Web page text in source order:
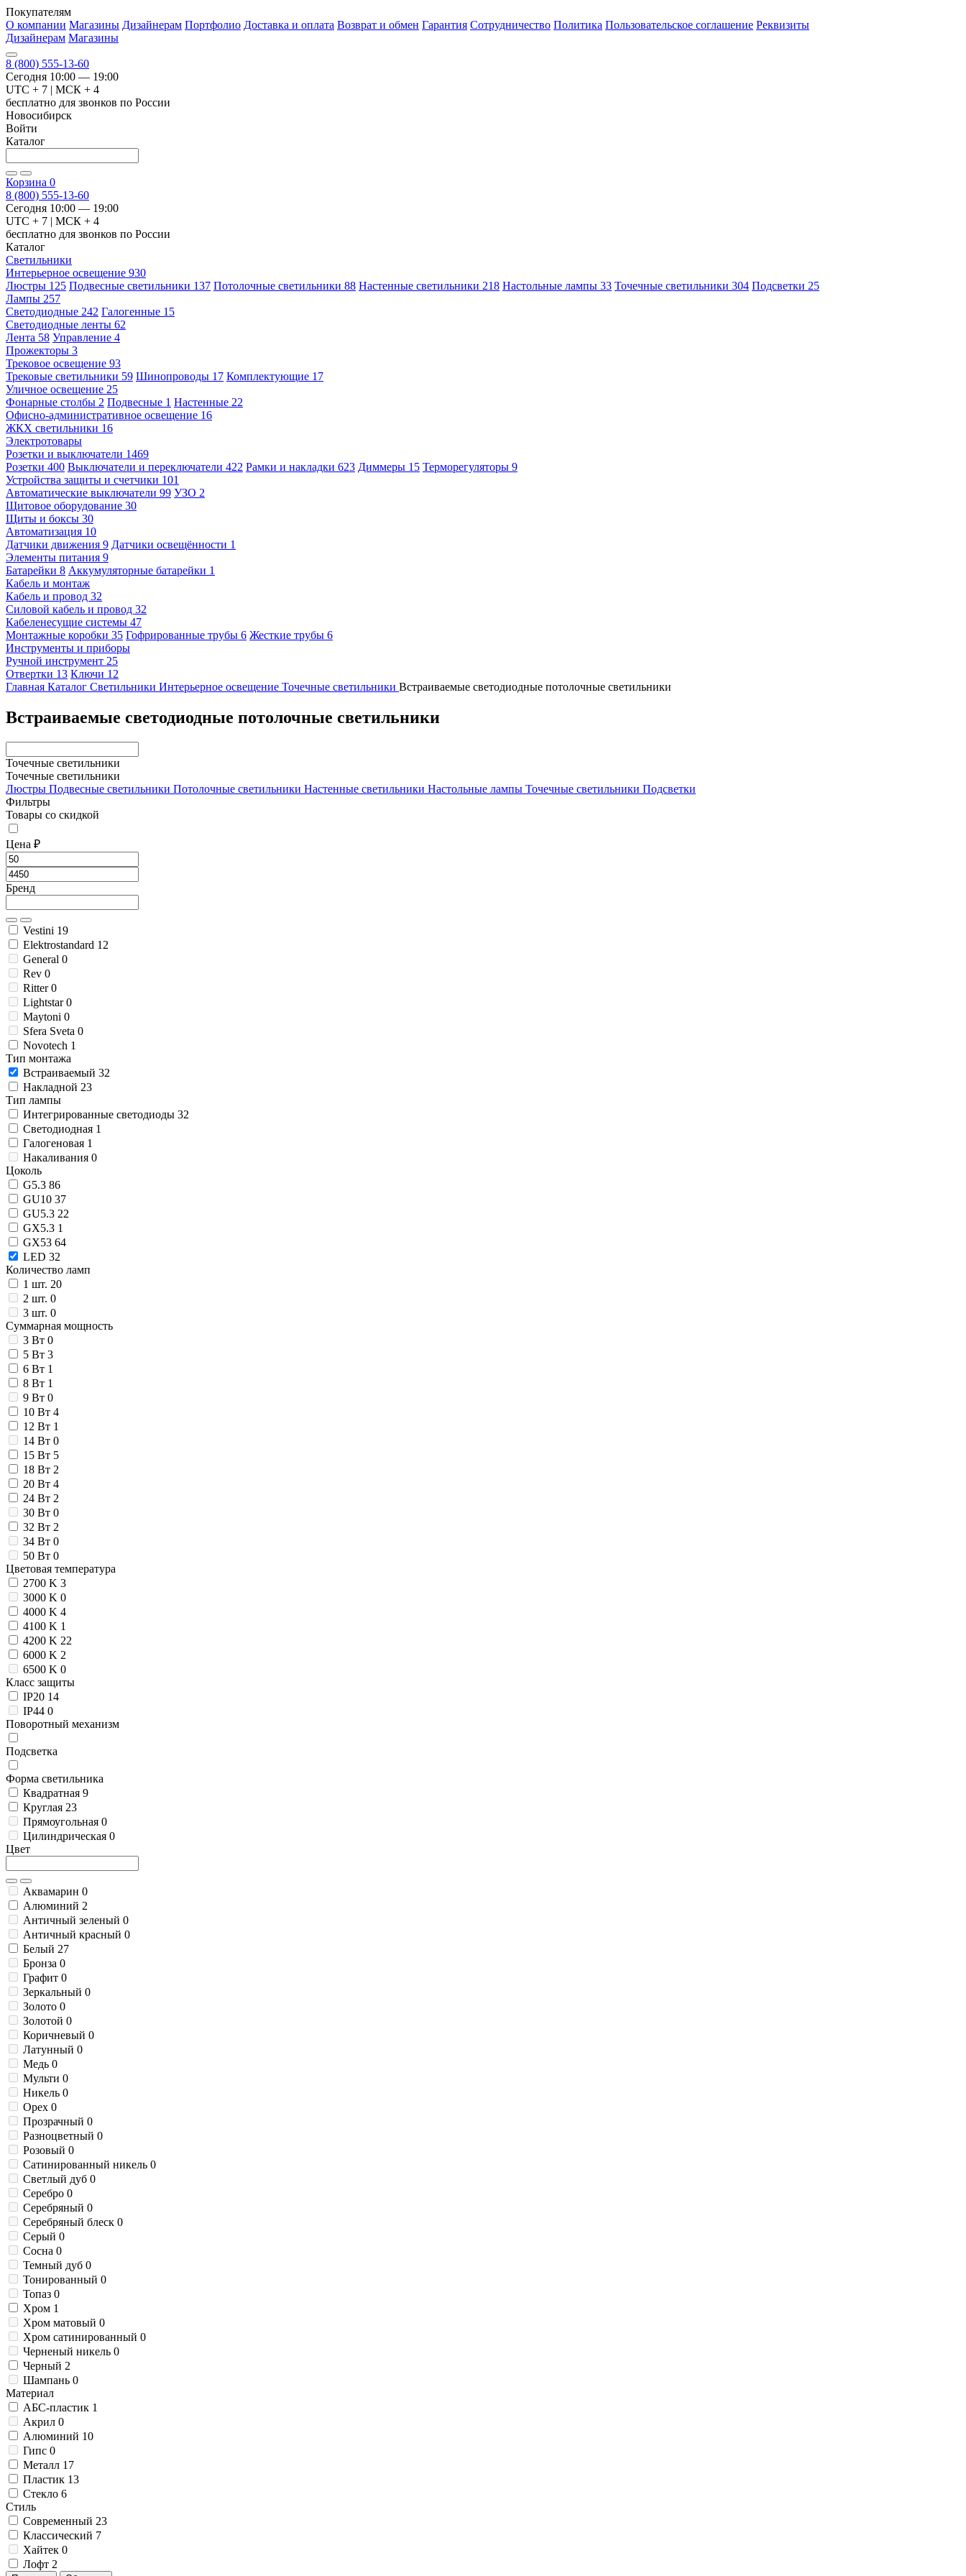
Покупателям
О компании Магазины Дизайнерам Портфолио Доставка и оплата Возврат и обмен Гарантия Сотрудничество Политика Пользовательское соглашение Реквизиты
Дизайнерам Магазины
8 (800) 555-13-60
Сегодня 10:00 — 19:00
UTC + 7 | МСК + 4
бесплатно для звонков по России
Новосибирск
Войти
Каталог
Корзина 0
8 (800) 555-13-60
Сегодня 10:00 — 19:00
UTC + 7 | МСК + 4
бесплатно для звонков по России
Каталог
Светильники
Интерьерное освещение 930
Люстры 125 Подвесные светильники 137 Потолочные светильники 88 Настенные светильники 218 Настольные лампы 33 Точечные светильники 304 Подсветки 25
Лампы 257
Светодиодные 242 Галогенные 15
Светодиодные ленты 62
Лента 58 Управление 4
Прожекторы 3
Трековое освещение 93
Трековые светильники 59 Шинопроводы 17 Комплектующие 17
Уличное освещение 25
Фонарные столбы 2 Подвесные 1 Настенные 22
Офисно-административное освещение 16
ЖКХ светильники 16
Электротовары
Розетки и выключатели 1469
Розетки 400 Выключатели и переключатели 422 Рамки и накладки 623 Диммеры 15 Терморегуляторы 9
Устройства защиты и счетчики 101
Автоматические выключатели 99 УЗО 2
Щитовое оборудование 30
Щиты и боксы 30
Автоматизация 10
Датчики движения 9 Датчики освещённости 1
Элементы питания 9
Батарейки 8 Аккумуляторные батарейки 1
Кабель и монтаж
Кабель и провод 32
Силовой кабель и провод 32
Кабеленесущие системы 47
Монтажные коробки 35 Гофрированные трубы 6 Жесткие трубы 6
Инструменты и приборы
Ручной инструмент 25
Отвертки 13 Ключи 12
Главная Каталог Светильники Интерьерное освещение Точечные светильники Встраиваемые светодиодные потолочные светильники
Встраиваемые светодиодные потолочные светильники
Точечные светильники
Точечные светильники
Люстры Подвесные светильники Потолочные светильники Настенные светильники Настольные лампы Точечные светильники Подсветки
Фильтры
Товары со скидкой
Цена ₽
Бренд
Vestini 19
Elektrostandard 12
General 0
Rev 0
Ritter 0
Lightstar 0
Maytoni 0
Sfera Sveta 0
Novotech 1
Тип монтажа
Встраиваемый 32
Накладной 23
Тип лампы
Интегрированные светодиоды 32
Светодиодная 1
Галогеновая 1
Накаливания 0
Цоколь
G5.3 86
GU10 37
GU5.3 22
GX5.3 1
GX53 64
LED 32
Количество ламп
1 шт. 20
2 шт. 0
3 шт. 0
Суммарная мощность
3 Вт 0
5 Вт 3
6 Вт 1
8 Вт 1
9 Вт 0
10 Вт 4
12 Вт 1
14 Вт 0
15 Вт 5
18 Вт 2
20 Вт 4
24 Вт 2
30 Вт 0
32 Вт 2
34 Вт 0
50 Вт 0
Цветовая температура
2700 K 3
3000 K 0
4000 K 4
4100 K 1
4200 K 22
6000 K 2
6500 K 0
Класс защиты
IP20 14
IP44 0
Поворотный механизм
Подсветка
Форма светильника
Квадратная 9
Круглая 23
Прямоугольная 0
Цилиндрическая 0
Цвет
Аквамарин 0
Алюминий 2
Античный зеленый 0
Античный красный 0
Белый 27
Бронза 0
Графит 0
Зеркальный 0
Золото 0
Золотой 0
Коричневый 0
Латунный 0
Медь 0
Мульти 0
Никель 0
Орех 0
Прозрачный 0
Разноцветный 0
Розовый 0
Сатинированный никель 0
Светлый дуб 0
Серебро 0
Серебряный 0
Серебряный блеск 0
Серый 0
Сосна 0
Темный дуб 0
Тонированный 0
Топаз 0
Хром 1
Хром матовый 0
Хром сатинированный 0
Черненый никель 0
Черный 2
Шампань 0
Материал
АБС-пластик 1
Акрил 0
Алюминий 10
Гипс 0
Металл 17
Пластик 13
Стекло 6
Стиль
Современный 23
Классический 7
Хайтек 0
Лофт 2